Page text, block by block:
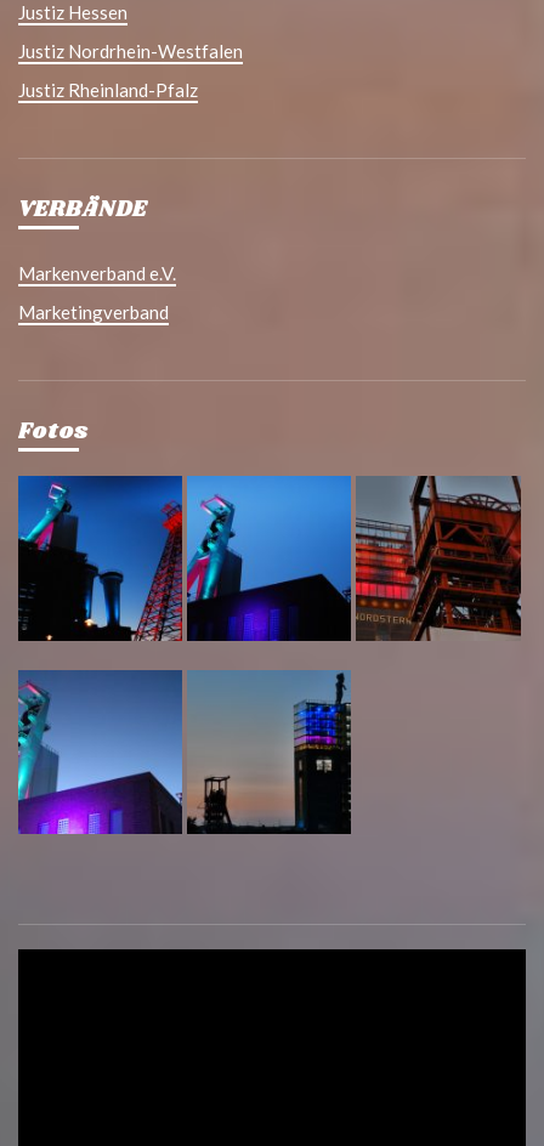
Justiz Hessen
Justiz Nordrhein-Westfalen
Justiz Rheinland-Pfalz
VERBÄNDE
Markenverband e.V.
Marketingverband
Fotos